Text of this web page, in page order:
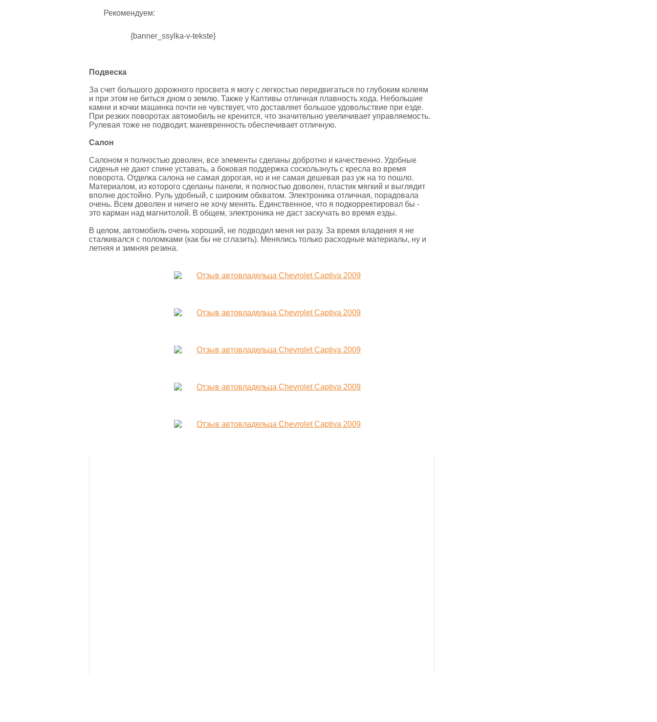
Рекомендуем:
{banner_ssylka-v-tekste}
Подвеска
За счет большого дорожного просвета я могу с легкостью передвигаться по глубоким колеям
и при этом не биться дном о землю. Также у Каптивы отличная плавность хода. Небольшие
камни и кочки машинка почти не чувствует, что доставляет большое удовольствие при езде.
При резких поворотах автомобиль не кренится, что значительно увеличивает управляемость.
Рулевая тоже не подводит, маневренность обеспечивает отличную.
Салон
Салоном я полностью доволен, все элементы сделаны добротно и качественно. Удобные
сиденья не дают спине уставать, а боковая поддержка соскользнуть с кресла во время
поворота. Отделка салона не самая дорогая, но и не самая дешевая раз уж на то пошло.
Материалом, из которого сделаны панели, я полностью доволен, пластик мягкий и выглядит
вполне достойно. Руль удобный, с широким обхватом. Электроника отличная, порадовала
очень. Всем доволен и ничего не хочу менять. Единственное, что я подкорректировал бы -
это карман над магнитолой. В общем, электроника не даст заскучать во время езды.
В целом, автомобиль очень хороший, не подводил меня ни разу. За время владения я не
сталкивался с поломками (как бы не сглазить). Менялись только расходные материалы, ну и
летняя и зимняя резина.